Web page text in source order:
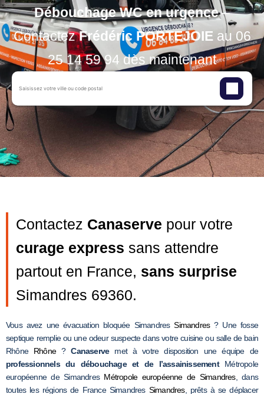
Débouchage WC en urgence–
ContactezFrédéric PORTEJOIEau 06
25 14 59 94 dès maintenant
Contactez Canaserve pour votre
curage express sans attendre
partout en France, sans surprise
Simandres 69360.
Vous avez une évacuation bloquée SimandresSimandres? Une fosse
septique remplie ou une odeur suspecte dans votre cuisine ou salle de bain
Rhône Rhône?Canaservemet à votre disposition une équipe de
professionnels du débouchage et de l’assainissementMétropole
européenne de Simandres Métropole européenne de Simandres, dans
toutes les régions de France Simandres Simandres, prêts à se déplacer